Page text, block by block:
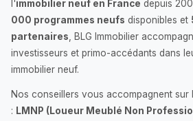
l'immobilier neuf en France depuis
000 programmes neufs disponibles et
partenaires , BLG Immobilier
investisseurs et primo-accédants dans
immobilier neuf.
Nos conseillers vous accompagnent
: LMNP (Loueur Meublé Non